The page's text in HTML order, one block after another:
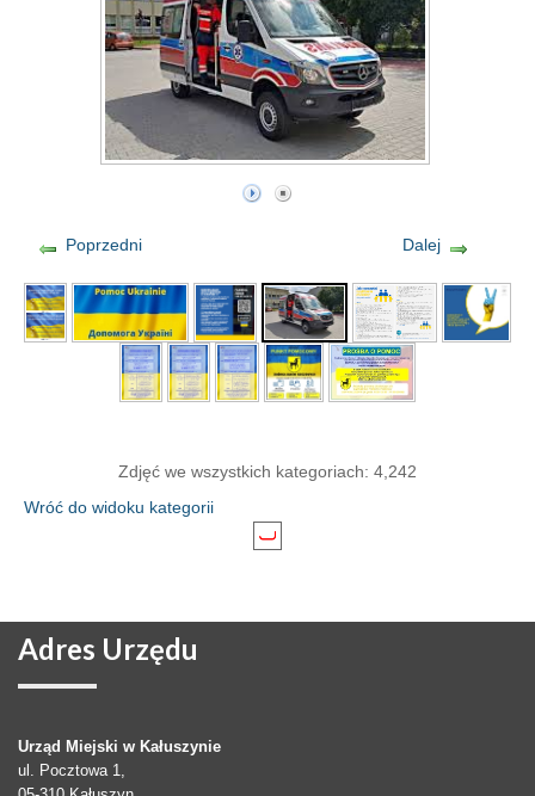
Poprzedni Dalej
Zdjęć we wszystkich kategoriach: 4,242
Wróć do widoku kategorii
Adres Urzędu
Urząd Miejski w Kałuszynie
ul. Pocztowa 1,